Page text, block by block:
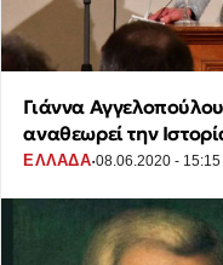
Γιάννα
αναθεωρεί την
ΕΛΛΑΔΑ·08.06.2020 - 15:15